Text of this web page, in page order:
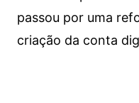
passou por uma
criação da conta